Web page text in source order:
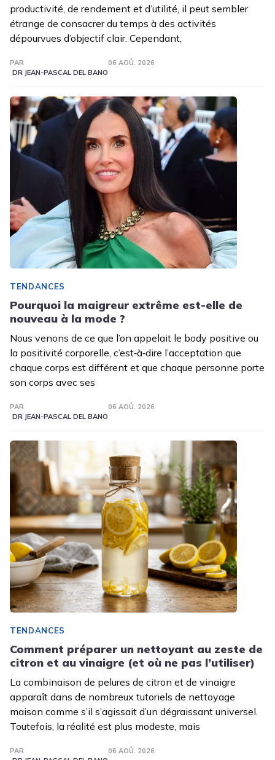
productivité, de rendement et d’utilité, il peut sembler
étrange de consacrer du temps à des activités
dépourvues d’objectif clair. Cependant,
PAR
DR JEAN-PASCAL DEL BANO
06 AOÛ. 2026
TENDANCES
Pourquoi la maigreur extrême est-elle de
nouveau à la mode ?
Nous venons de ce que l’on appelait le body positive ou
la positivité corporelle, c’est‑à‑dire l’acceptation que
chaque corps est différent et que chaque personne porte
son corps avec ses
PAR
DR JEAN-PASCAL DEL BANO
06 AOÛ. 2026
TENDANCES
Comment préparer un nettoyant au zeste de
citron et au vinaigre (et où ne pas l’utiliser)
La combinaison de pelures de citron et de vinaigre
apparaît dans de nombreux tutoriels de nettoyage
maison comme s’il s’agissait d’un dégraissant universel.
Toutefois, la réalité est plus modeste, mais
PAR
06 AOÛ. 2026